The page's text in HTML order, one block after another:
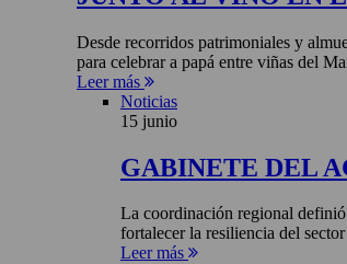
Desde recorridos patrimoniales y
para celebrar a papá entre viñas del
Leer más
Noticias
15 junio
GABINETE DEL
La coordinación regional
fortalecer la resiliencia del
Leer más